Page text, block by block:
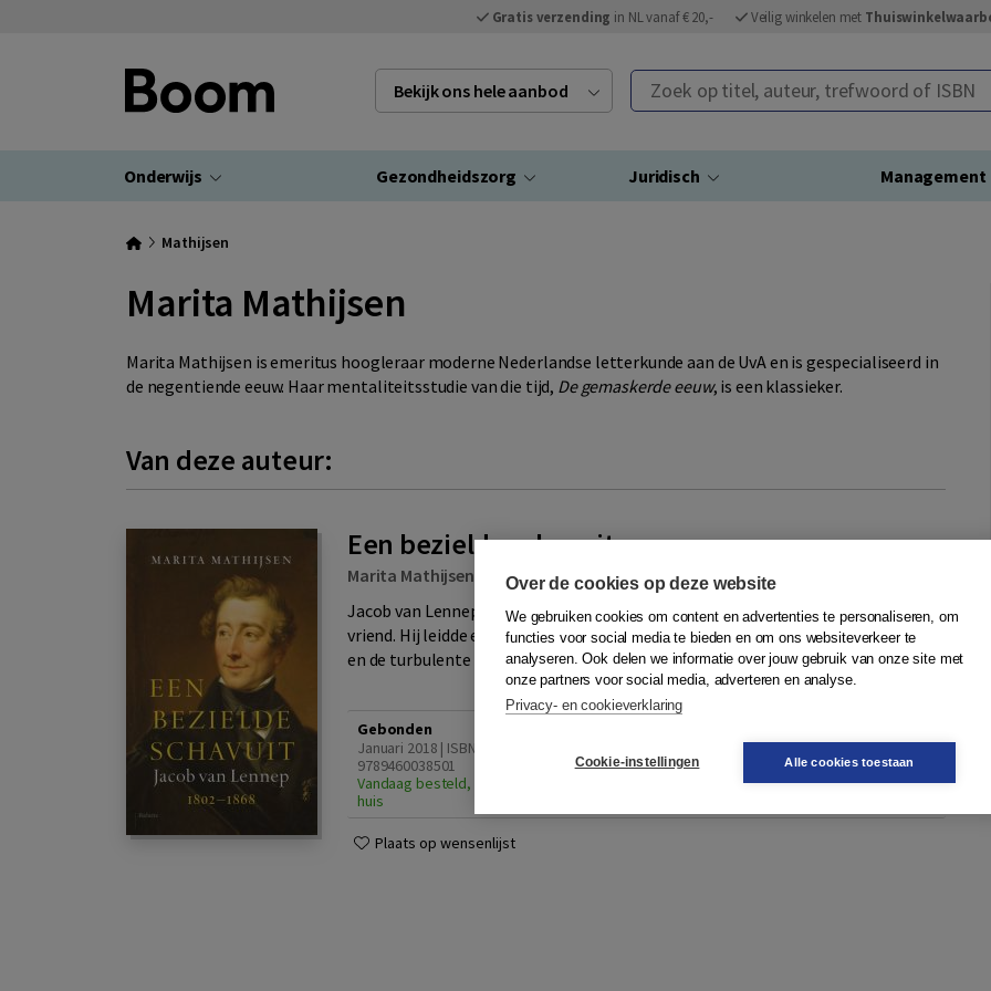
Gratis verzending in NL vanaf € 20,- Veilig winkelen met
Bekijk ons hele aanbod Zoek op titel, auteur, trefwoord of ISBN
Onderwijs Gezondheidszorg Juridisch Management
Mathijsen
Marita Mathijsen
Marita Mathijsen is emeritus hoogleraar moderne Nederlandse letterkunde aan de UvA en is gespecialiseerd in
de negentiende eeuw. Haar mentaliteitsstudie van die tijd, De gemaskerde eeuw, is een klassieker.
Van deze auteur:
Een bezielde schavuit
Marita Mathijsen
Uitgeverij Balans V.O.F.
Jacob van Lennep, gangmaker en spotter, vrouwenliefhebber en hulpvaardig
vriend. Hij leidde een fascinerend leven, gespleten tussen de bedrukkende moraal
en de turbulente moderniseringen van zijn t...Meer
Gebonden
Januari 2018 | ISBN
9789460038501
Vandaag besteld, dinsdag in
huis
39,99 Quantity
− In winkelwagen
Plaats op wensenlijst
Over de cookies op deze website
We gebruiken cookies om content en advertenties te personaliseren, om
functies voor social media te bieden en om ons websiteverkeer te
analyseren. Ook delen we informatie over jouw gebruik van onze site met
onze partners voor social media, adverteren en analyse.
Privacy- en cookieverklaring
Cookie-instellingen Alle cookies toestaan